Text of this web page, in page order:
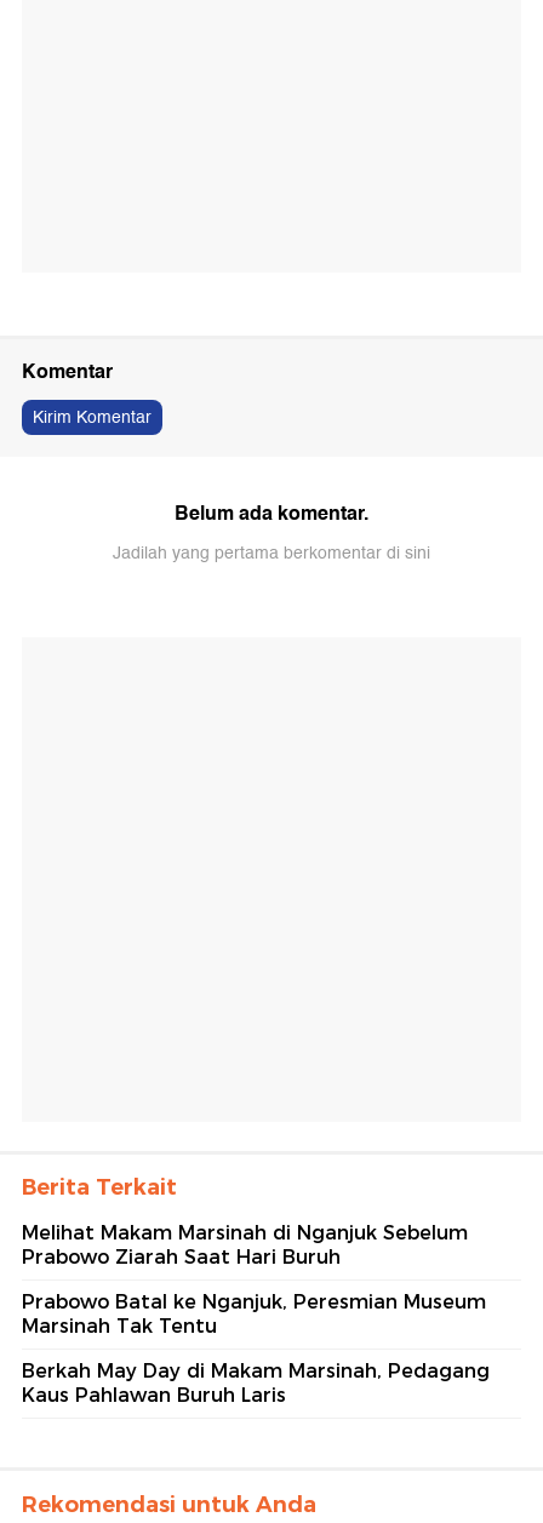
Komentar
Kirim Komentar
Belum ada komentar.
Jadilah yang pertama berkomentar di sini
Berita Terkait
Melihat Makam Marsinah di Nganjuk Sebelum
Prabowo Ziarah Saat Hari Buruh
Prabowo Batal ke Nganjuk, Peresmian Museum
Marsinah Tak Tentu
Berkah May Day di Makam Marsinah, Pedagang
Kaus Pahlawan Buruh Laris
Rekomendasi untuk Anda